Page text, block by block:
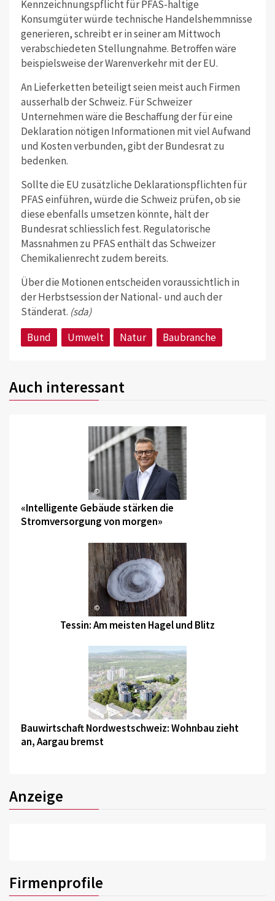
Kennzeichnungspflicht für PFAS-haltige
Konsumgüter würde technische Handelshemmnisse
generieren, schreibt er in seiner am Mittwoch
verabschiedeten Stellungnahme. Betroffen wäre
beispielsweise der Warenverkehr mit der EU.
An Lieferketten beteiligt seien meist auch Firmen
ausserhalb der Schweiz. Für Schweizer
Unternehmen wäre die Beschaffung der für eine
Deklaration nötigen Informationen mit viel Aufwand
und Kosten verbunden, gibt der Bundesrat zu
bedenken.
Sollte die EU zusätzliche Deklarationspflichten für
PFAS einführen, würde die Schweiz prüfen, ob sie
diese ebenfalls umsetzen könnte, hält der
Bundesrat schliesslich fest. Regulatorische
Massnahmen zu PFAS enthält das Schweizer
Chemikalienrecht zudem bereits.
Über die Motionen entscheiden voraussichtlich in
der Herbstsession der National- und auch der
Ständerat. (sda)
Bund
Umwelt Natur Baubranche
Auch interessant
©
«Intelligente Gebäude stärken die
Stromversorgung von morgen»
©
Tessin: Am meisten Hagel und Blitz
©
Bauwirtschaft Nordwestschweiz: Wohnbau zieht
an, Aargau bremst
Anzeige
Firmenprofile